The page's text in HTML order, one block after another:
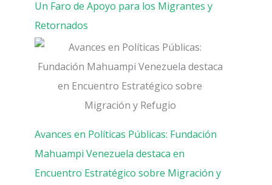
Un Faro de Apoyo para los Migrantes y
Retornados
Avances en Políticas Públicas: Fundación
Mahuampi Venezuela destaca en
Encuentro Estratégico sobre Migración y